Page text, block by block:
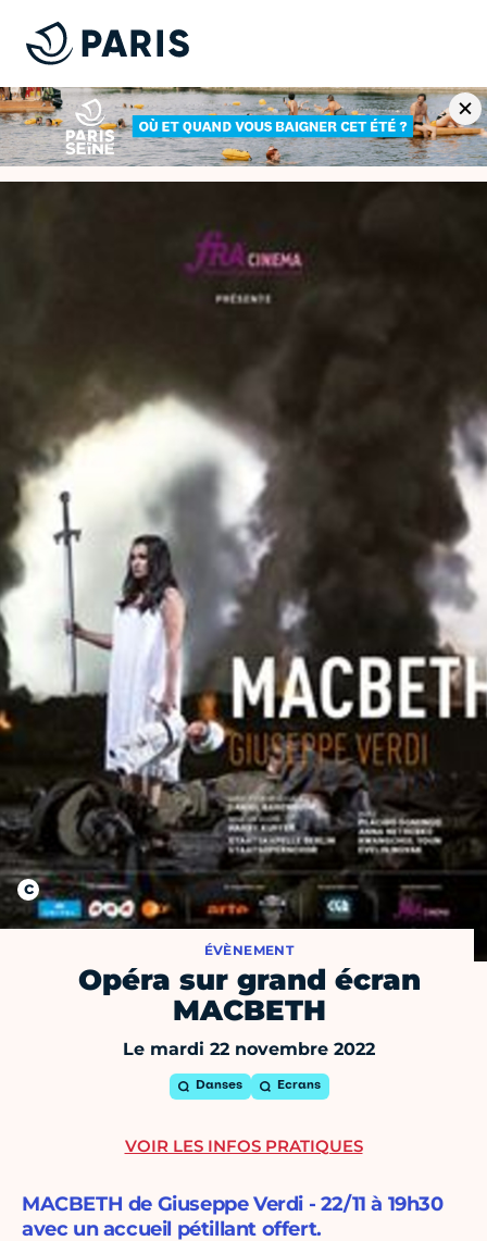
ÉVÈNEMENT
Opéra sur grand écran
MACBETH
Le mardi 22 novembre 2022
Danses Ecrans
MACBETH de Giuseppe Verdi - 22/11 à 19h30
avec un accueil pétillant offert.
VOIR LES INFOS PRATIQUES